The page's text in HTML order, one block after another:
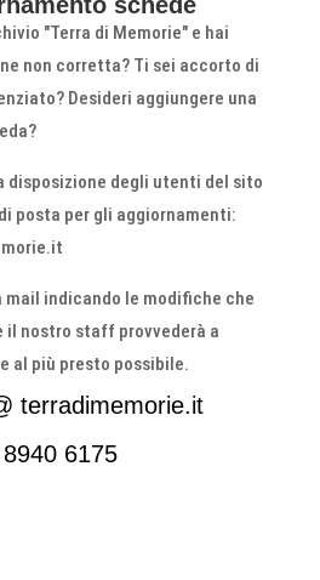
"Terra di Memorie" e hai
non corretta? Ti sei accorto di
Desideri aggiungere una
degli utenti del sito
posta per gli aggiornamenti:
mail indicando le modifiche che
il nostro staff provvederà a
al più presto possibile.
terradimemorie.it
6175